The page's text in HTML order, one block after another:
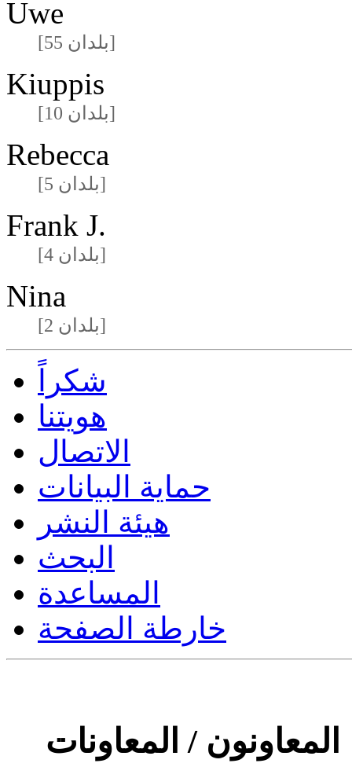
Uwe
[55 بلدان]
Kiuppis
[10 بلدان]
Rebecca
[5 بلدان]
Frank J.
[4 بلدان]
Nina
[2 بلدان]
شكراً
هويتنا
الاتصال
حماية البيانات
هيئة النشر
البحث
المساعدة
خارطة الصفحة
المعاونون / المعاونات